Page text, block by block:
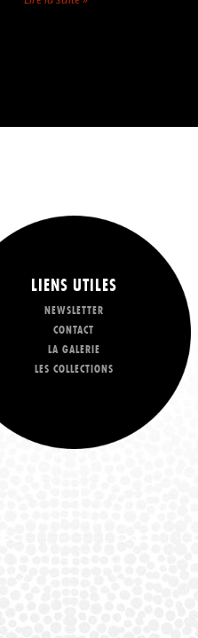
LIENS UTILES
NEWSLETTER
CONTACT
LA GALERIE
LES COLLECTIONS